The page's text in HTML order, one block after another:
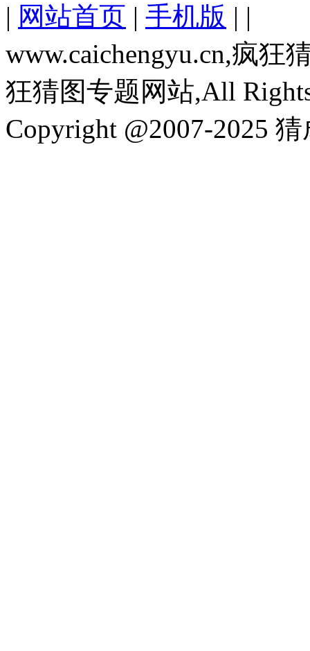
| 网站首页 | 手机版 | |
www.caichengyu.cn,疯狂
狂猜图专题网站,All
Copyright @2007-2025